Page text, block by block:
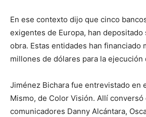
En ese contexto dijo que cinco
exigentes de Europa, han depositado
obra. Estas entidades han financiado
millones de dólares para la ejecución
Jiménez Bichara fue entrevistado en
Mismo, de Color Visión. Allí conversó
comunicadores Danny Alcántara,